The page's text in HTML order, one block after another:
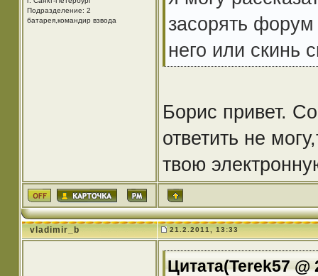
Подразделение: 2
батарея,командир взвода
засорять
него или скинь
Борис привет.
ответить не
твою
vladimir_b 21.2.2011, 13:33
Цитата(Terek57